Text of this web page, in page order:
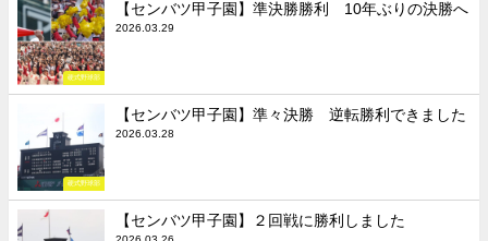
硬式野球部
【センバツ甲子園】準決勝勝利 10年ぶりの決勝へ
2026.03.29
硬式野球部
【センバツ甲子園】準々決勝 逆転勝利できました
2026.03.28
【センバツ甲子園】２回戦に勝利しました